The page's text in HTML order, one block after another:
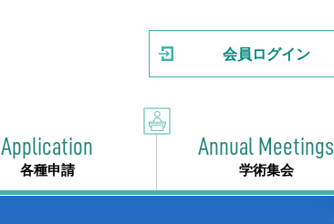
会員ログイン
Application
各種申請
Annual Meetings
学術集会